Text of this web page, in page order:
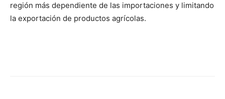
región más dependiente de las importaciones y limitando
la exportación de productos agrícolas.